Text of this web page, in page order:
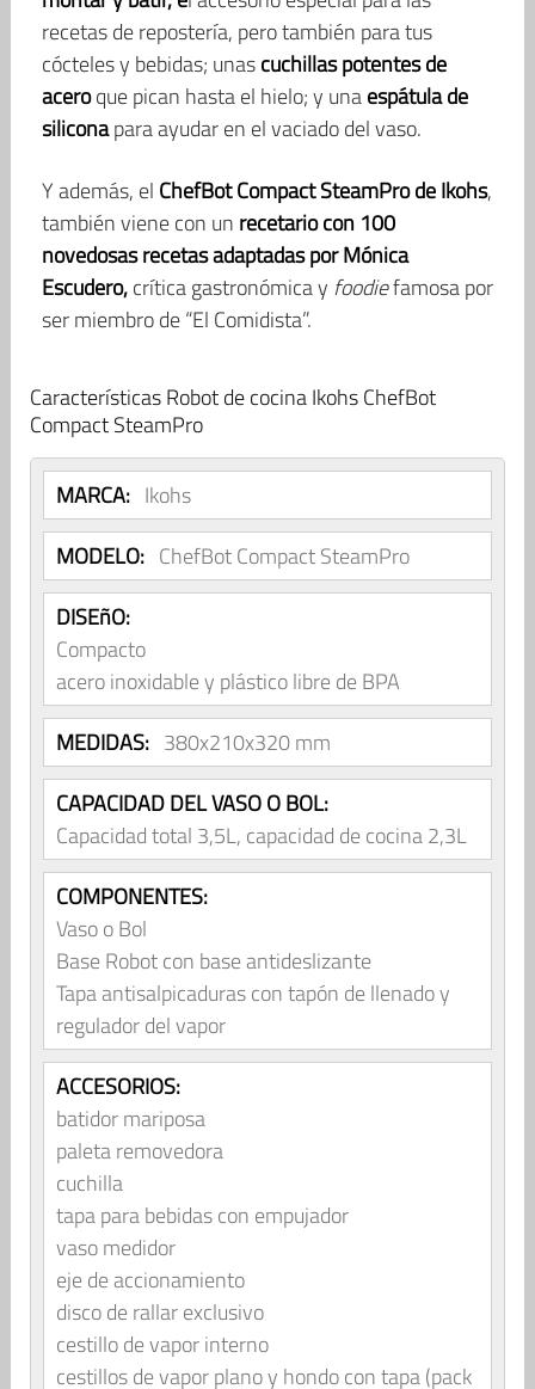
recetas de repostería, pero también para tus
cócteles y bebidas; unascuchillas potentes de
aceroque pican hasta el hielo; y unaespátula de
siliconapara ayudar en el vaciado del vaso.
Y además, el ChefBot Compact SteamPro de Ikohs,
también viene con un recetario con 100
novedosas recetas adaptadas por Mónica
Escudero,crítica gastronómica y foodiefamosa por
ser miembro de “El Comidista”.
Características Robot de cocina Ikohs ChefBot
Compact SteamPro
MARCA: Ikohs
MODELO: ChefBot Compact SteamPro
DISEñO:
Compacto
acero inoxidable y plástico libre de BPA
MEDIDAS: 380x210x320 mm
CAPACIDAD DEL VASO O BOL:
Capacidad total 3,5L, capacidad de cocina 2,3L
COMPONENTES:
Vaso o Bol
Base Robot con base antideslizante
Tapa antisalpicaduras con tapón de llenado y
regulador del vapor
ACCESORIOS:
batidor mariposa
paleta removedora
cuchilla
tapa para bebidas con empujador
vaso medidor
eje de accionamiento
disco de rallar exclusivo
cestillo de vapor interno
cestillos de vapor plano y hondo con tapa (pack